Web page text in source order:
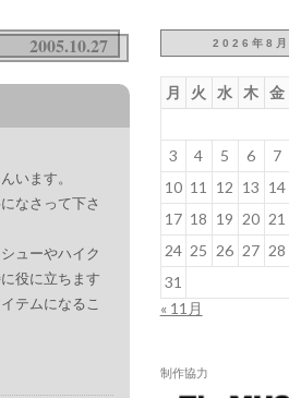
2005.10.27
います。
なさって下さ
ューやハイク
役に立ちます
テムになるこ
2026年8月
月 火 水 木 金
3
4 5 6 7
10 11 12 13 14
17 18 19 20 21
24 25 26 27 28
31
« 11月
制作協力